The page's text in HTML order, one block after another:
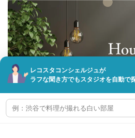
目黒区おすすめハウススタジ
住宅・生活空間 スタイル・雰囲気
レコスタコンシェルジュが
ラフな聞き方でもスタジオを自動で